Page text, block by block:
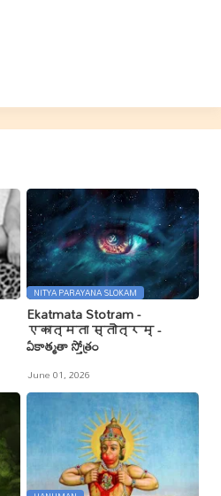
NITYA PARAYANA SLOKAM
Ekatmata Stotram -
एकात्मता स्तोत्रम् -
ఏకాత్మతా స్తోత్రం
June 01, 2026